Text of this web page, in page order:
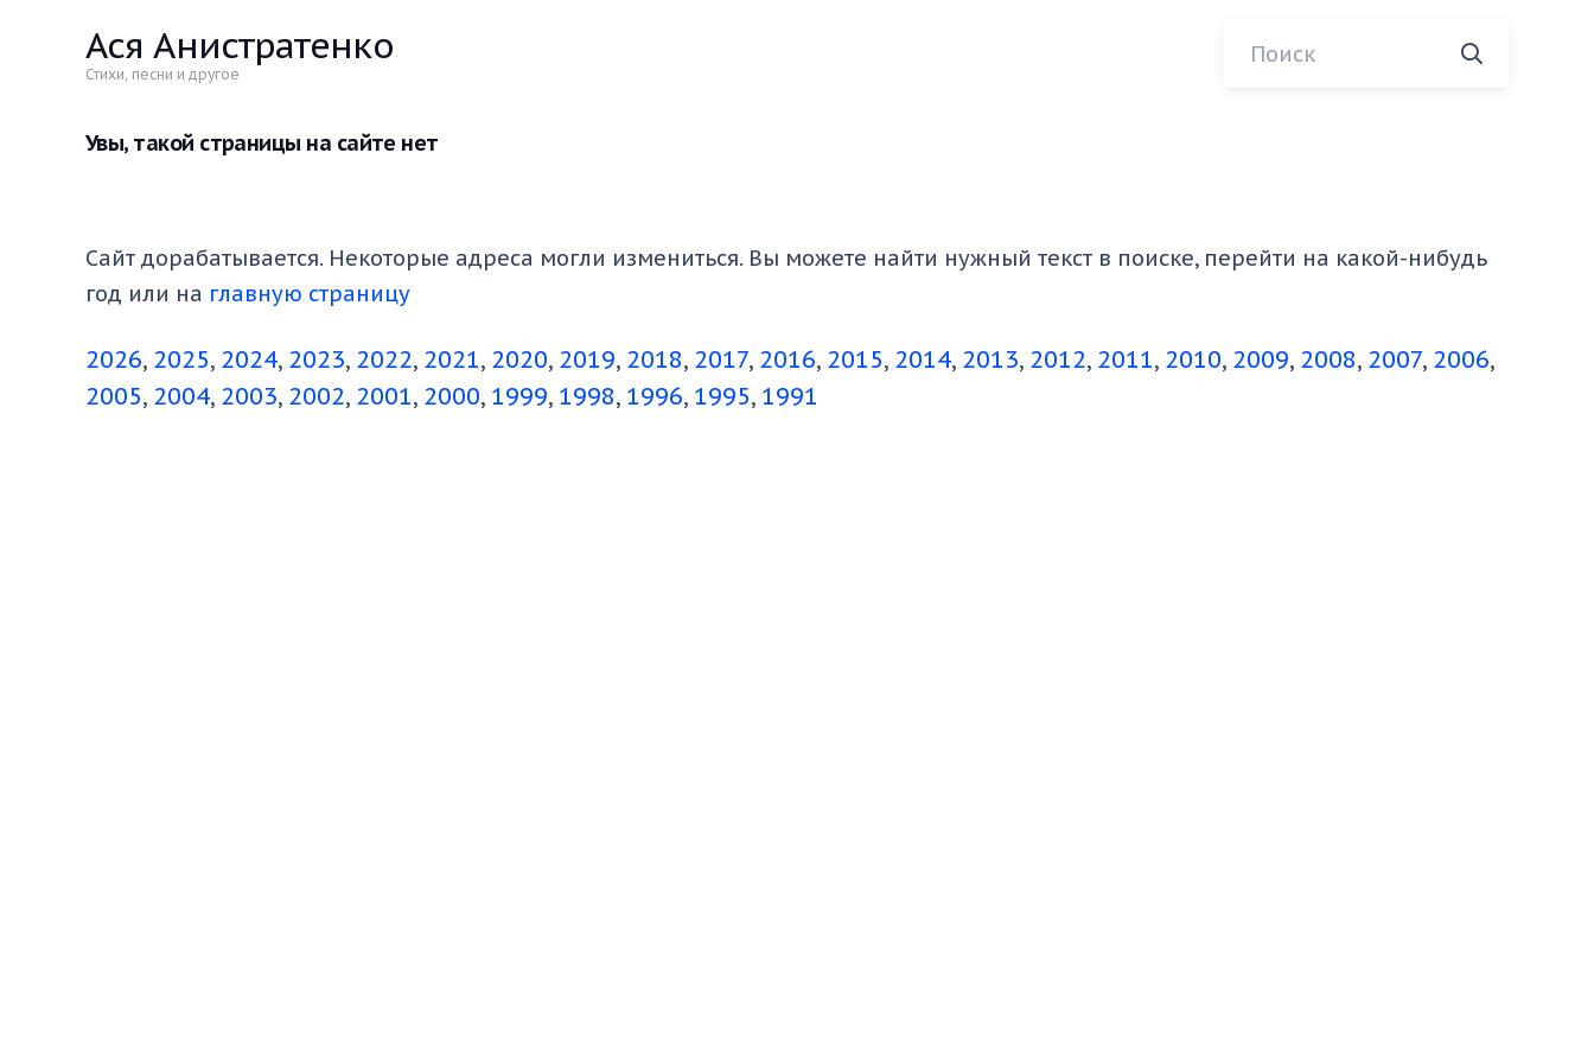
Ася Анистратенко
Стихи, песни и другое
Увы, такой страницы на сайте нет
Сайт дорабатывается. Некоторые адреса могли измениться. Вы можете найти нужный текст в поиске, перейти на какой-нибудь
год или на главную страницу
2026 2025 2024 2023 2022 2021 2020 2019 2018 2017 2016 2015 2014 2013 2012 2011 2010 2009 2008 2007 2006
2005 2004 2003 2002 2001 2000 1999 1998 1996 1995 1991